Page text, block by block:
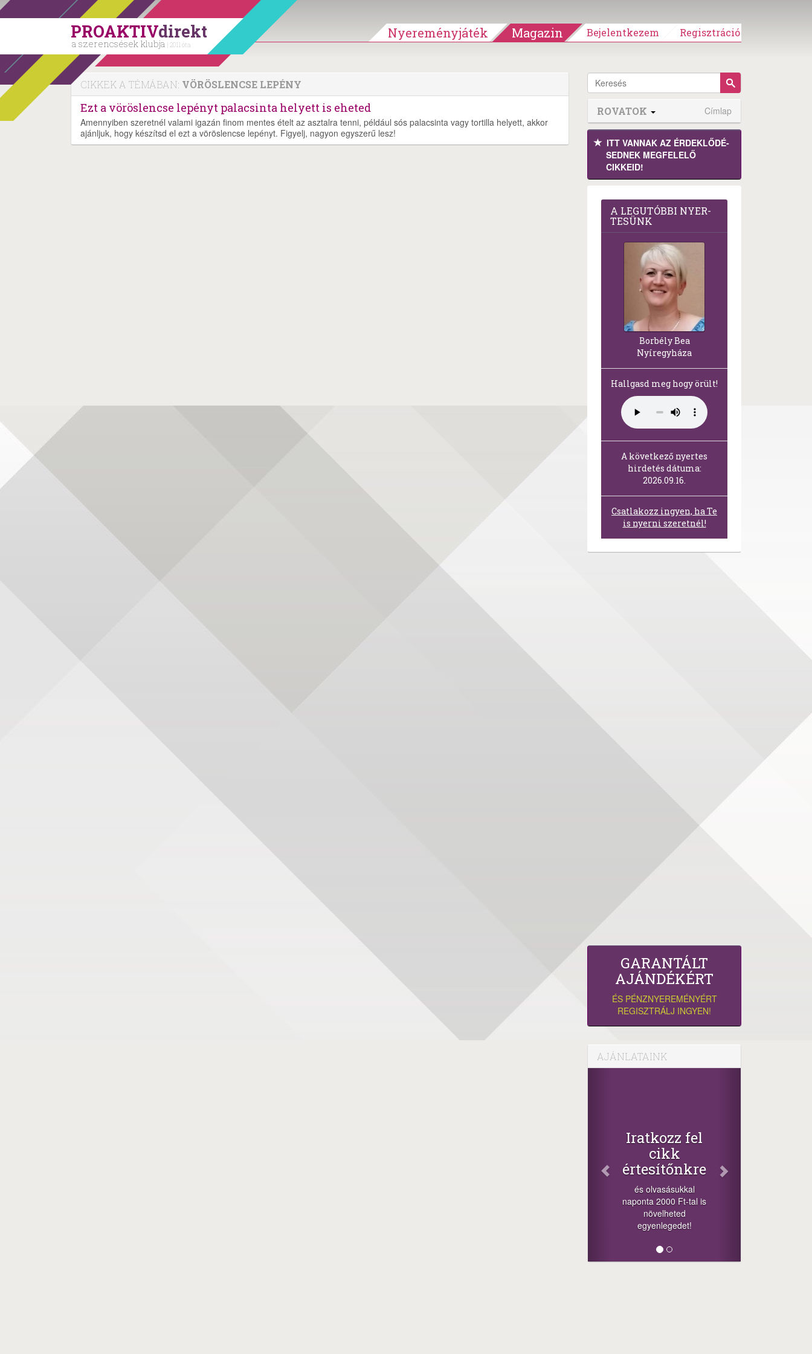
PROAKTIVdirekt
a szerencsések klubja | 2011 óta
Nyereményjáték Magazin Bejelentkezem Regisztráció
CIKKEK A TÉMÁBAN: VÖRÖSLENCSE LEPÉNY
Ezt a vöröslencse lepényt palacsinta helyett is eheted
Amennyiben szeretnél valami igazán finom mentes ételt az asztalra tenni, például sós palacsinta vagy tortilla helyett, akkor
ajánljuk, hogy készítsd el ezt a vöröslencse lepényt. Figyelj, nagyon egyszerű lesz!
ROVATOK Címlap
ITT VANNAK AZ ÉRDEK­LŐDÉ­
SEDNEK MEGFE­LELŐ
CIKKEID!
A LEG­U­TÓB­BI NYER­
TE­SÜNK
Borbély Bea
Nyíregyháza
Hallgasd meg hogy örült!
A következő nyertes
hirdetés dátuma:
2026.09.16.
Csatlakozz ingyen, ha Te
is nyerni szeretnél!
GARANTÁLT
AJÁNDÉKÉRT
ÉS PÉNZNYEREMÉNYÉRT
REGISZTRÁLJ INGYEN!
AJÁNLATAINK
Iratkozz fel
cikk
értesítőnkre
és olvasásukkal
naponta 2000 Ft-tal is
növelheted
egyenlegedet!